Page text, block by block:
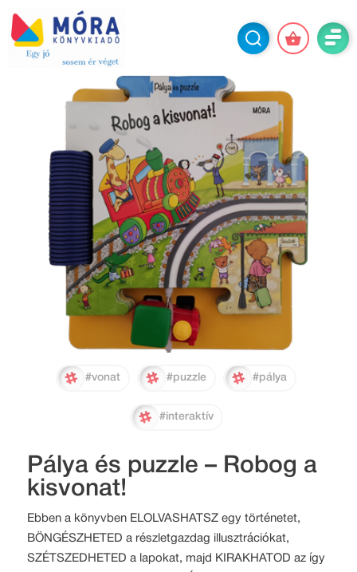
#vonat #puzzle #pálya
#interaktív
Pálya és puzzle – Robog a
kisvonat!
Ebben a könyvben ELOLVASHATSZ egy történetet,
BÖNGÉSZHETED a részletgazdag illusztrációkat,
SZÉTSZEDHETED a lapokat, majd KIRAKHATOD az így